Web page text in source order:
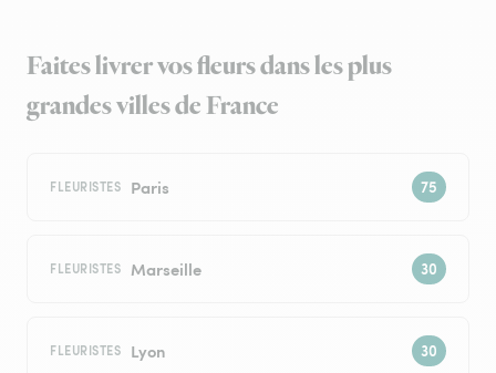
Faites livrer vos fleurs dans les plus
grandes villes de France
FLEURISTES Paris
FLEURISTES Marseille
FLEURISTES Lyon